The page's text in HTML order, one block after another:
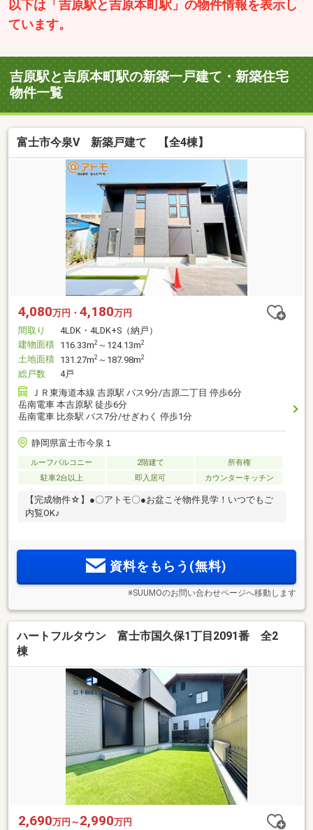
以下は「吉原駅と吉原本町駅」の物件情報を表示し
ています。
吉原駅と吉原本町駅の新築一戸建て・新築住宅
物件一覧
富士市今泉Ⅴ 新築戸建て 【全4棟】
4,080万円・ 4,180万円
間取り
4LDK・4LDK+S（納戸）
建物面積 116.33m2 ～124.13m2
土地面積 131.27m2 ～187.98m2
総戸数
4戸
ＪＲ東海道本線 吉原駅 バス9分/吉原二丁目 停歩6分
岳南電車 本吉原駅 徒歩6分
岳南電車 比奈駅 バス7分/せぎわく 停歩1分
静岡県富士市今泉１
ルーフバルコニー 2階建て
所有権
駐車2台以上
即入居可 カウンターキッチン
【完成物件☆】●〇アトモ〇●お盆こそ物件見学！いつでもご
内覧OK♪
資料をもらう(無料)
※SUUMOのお問い合わせページへ移動します
ハートフルタウン 富士市国久保1丁目2091番 全2
棟
2,690万円～ 2,990万円